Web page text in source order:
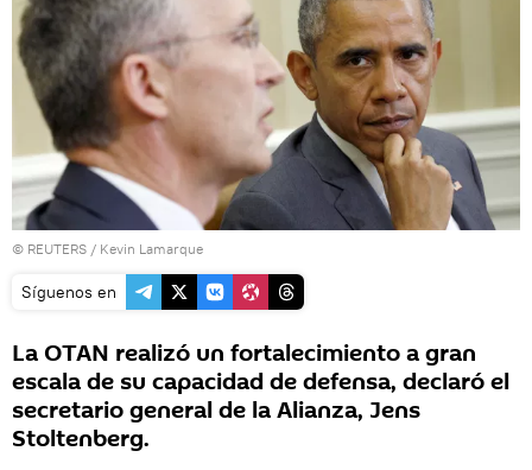
© REUTERS / Kevin Lamarque
Síguenos en
La OTAN realizó un fortalecimiento a gran
escala de su capacidad de defensa, declaró el
secretario general de la Alianza, Jens
Stoltenberg.